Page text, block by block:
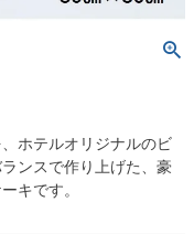
ホテルオリジナルのビ
ンスで作り上げた、豪
キです。